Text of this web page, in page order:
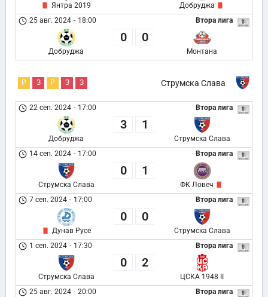
Янтра 2019
Добруджа
Втора лига
25 авг. 2024 - 18:00
Добруджа
0 0
Монтана
Струмска Слава
Р З Р З З
Втора лига
22 сеп. 2024 - 17:00
Добруджа
3 1
Струмска Слава
Втора лига
14 сеп. 2024 - 17:00
Струмска Слава
0 1
ФК Ловеч
Втора лига
7 сеп. 2024 - 17:00
Дунав Русе
0 0
Струмска Слава
Втора лига
1 сеп. 2024 - 17:30
Струмска Слава
0 2
ЦСКА 1948 II
Втора лига
25 авг. 2024 - 20:00